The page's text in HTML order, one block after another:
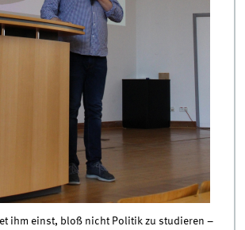
ihm einst, bloß nicht Politik zu studieren –